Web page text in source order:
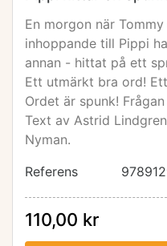
En morgon när
inhoppande till Pippi
annan - hittat på ett
Ett utmärkt bra ord!
Ordet är spunk!
Text av Astrid
Nyman.
Referens
110,00 kr